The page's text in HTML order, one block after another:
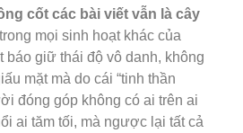
cốt các bài viết vẫn là cây
mọi sinh hoạt khác của
báo giữ thái độ vô danh, không
mặt mà do cái “tinh thần
đóng góp không có ai trên ai
ai tăm tối, mà ngược lại tất cả